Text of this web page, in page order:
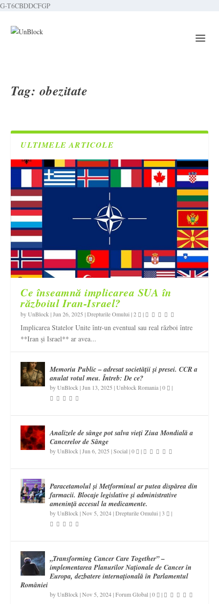
G-T6CBDDCFGP
Tag: obezitate
ULTIMELE ARTICOLE
Ce înseamnă implicarea SUA în
războiul Iran-Israel?
byUnBlock |Jun 26, 2025 |Drepturile Omului |2 |
Implicarea Statelor Unite într-un eventual sau real război între
**Iran și Israel** ar avea...
Memoriu Public – adresat societății și presei. CCR a
anulat votul meu. Întreb: De ce?
byUnBlock |Jun 13, 2025 |Unblock Romania|0 |
Analizele de sânge pot salva vieți Ziua Mondială a
Cancerelor de Sânge
byUnBlock |Jun 6, 2025 |Social |0 |
Paracetamolul și Metforminul ar putea dispărea din
farmacii. Blocaje legislative și administrative
amenință accesul la medicamente.
byUnBlock |Nov 5, 2024|Drepturile Omului |3 |
„Transforming Cancer Care Together” –
implementarea Planurilor Naţionale de Cancer în
Europa, dezbatere internaţională în Parlamentul
României
byUnBlock |Nov 5, 2024|Forum Global |0 |